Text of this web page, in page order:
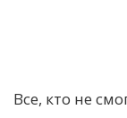
Все, кто не